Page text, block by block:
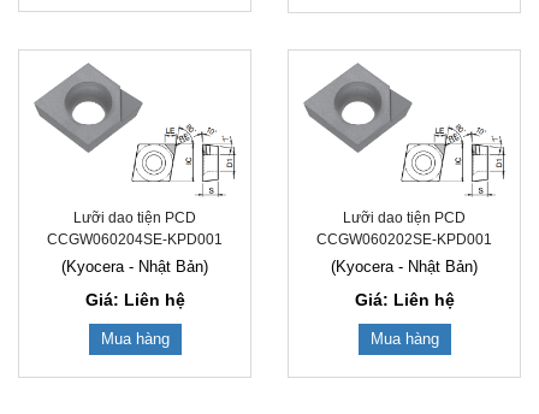
Lưỡi dao tiện PCD
CCGW060204SE-KPD001
(Kyocera - Nhật Bản)
Giá: Liên hệ
Mua hàng
Lưỡi dao tiện PCD
CCGW060202SE-KPD001
(Kyocera - Nhật Bản)
Giá: Liên hệ
Mua hàng